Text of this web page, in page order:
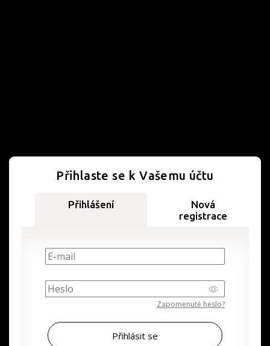
Přihlaste se k Vašemu účtu
Přihlášení
Nová
registrace
Zapomenuté heslo?